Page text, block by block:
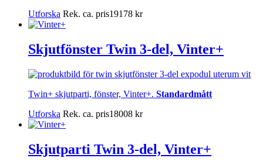
Utforska Rek. ca. pris19178 kr
Skjutfönster Twin 3-del, Vinter+
Twin+ skjutparti, fönster, Vinter+. Standardmått
Utforska Rek. ca. pris18008 kr
Skjutparti Twin 3-del, Vinter+